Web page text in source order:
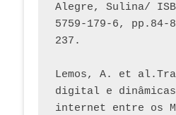
Alegre, Sulina/
5759-179-6,
237.
Lemos, A. et
digital e
internet entre os